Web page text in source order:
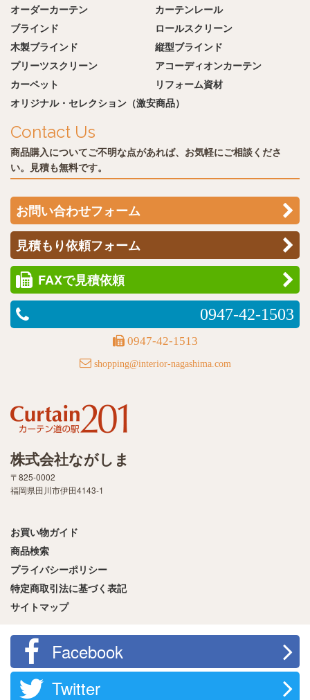
オーダーカーテン
カーテンレール
ブラインド
ロールスクリーン
木製ブラインド
縦型ブラインド
プリーツスクリーン
アコーディオンカーテン
カーペット
リフォーム資材
オリジナル・セレクション（激安商品）
Contact Us
商品購入についてご不明な点があれば、お気軽にご相談くださ
い。見積も無料です。
お問い合わせフォーム
見積もり依頼フォーム
FAXで見積依頼
0947-42-1503
0947-42-1513
shopping@interior-nagashima.com
株式会社ながしま
〒825-0002
福岡県田川市伊田4143-1
お買い物ガイド
商品検索
プライバシーポリシー
特定商取引法に基づく表記
サイトマップ
Facebook
Twitter